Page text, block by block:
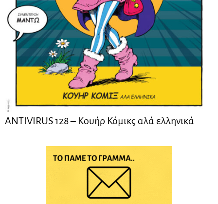
ANTIVIRUS 128 – Kουήρ Κόμικς αλά ελληνικά